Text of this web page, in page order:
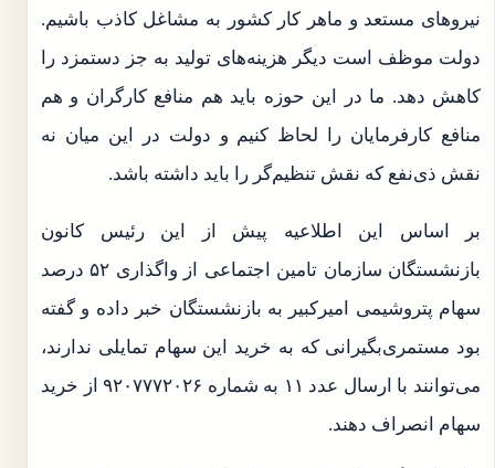
نیروهای مستعد و ماهر کار کشور به مشاغل کاذب باشیم.
دولت موظف است دیگر هزینه‌های تولید به جز دستمزد را
کاهش دهد. ما در این حوزه باید هم منافع کارگران و هم
منافع کارفرمایان را لحاظ کنیم و دولت در این میان نه
نقش ذی‌نفع که نقش تنظیم‌گر را باید داشته باشد.
بر اساس این اطلاعیه پیش از این رئیس کانون
بازنشستگان سازمان تامین اجتماعی از واگذاری ۵۲ درصد
سهام پتروشیمی امیرکبیر به بازنشستگان خبر داده و گفته
بود مستمری‌بگیرانی که به خرید این سهام تمایلی ندارند،
می‌توانند با ارسال عدد ۱۱ به شماره ۹۲۰۷۷۷۲۰۲۶ از خرید
سهام انصراف دهند.